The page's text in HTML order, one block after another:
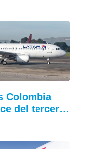
Colombia
del tercer…